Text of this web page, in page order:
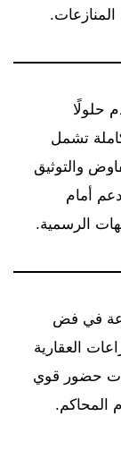
حلولًا
تشمل
والتوثيق
أمام
الرسمية.
في فض
العقارية
حضور قوي
المحاكم.